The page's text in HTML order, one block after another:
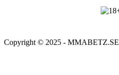
Copyright © 2025 - MMABETZ.SE